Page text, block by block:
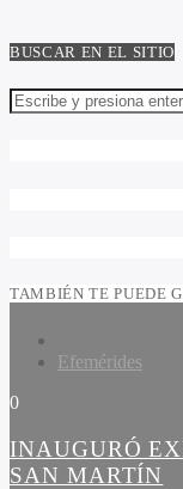
BUSCAR EN EL SITIO
TAMBIÉN TE PUEDE
Efemérides
0
INAUGURÓ
SAN MARTÍN